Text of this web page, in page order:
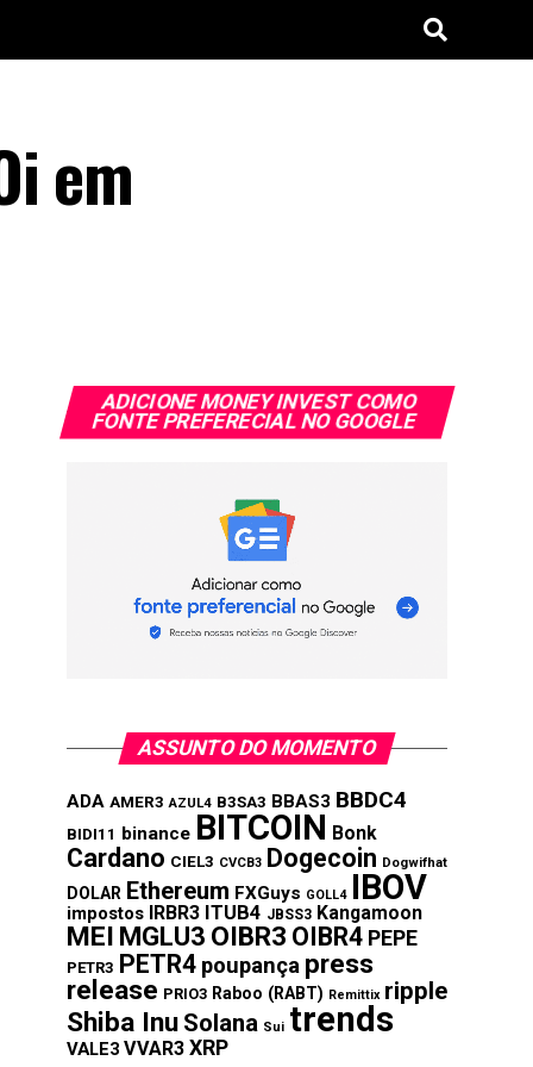
em
ADICIONE MONEY INVEST COMO
FONTE PREFERECIAL NO GOOGLE
ASSUNTO DO MOMENTO
ADA AMER3 AZUL4 B3SA3 BBAS3 BBDC4
BIDI11 binance BITCOIN Bonk
Cardano CIEL3 CVCB3 Dogecoin Dogwifhat
DOLAR Ethereum FXGuys GOLL4 IBOV
impostos IRBR3 ITUB4 JBSS3 Kangamoon
MEI MGLU3 OIBR3 OIBR4 PEPE
PETR3 PETR4 poupança press
release PRIO3 Raboo (RABT) Remittix ripple
Shiba Inu Solana Sui trends
VALE3 VVAR3 XRP